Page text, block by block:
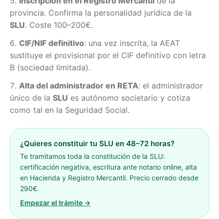
provincia. Confirma la personalidad jurídica de la
SLU. Coste 100–200€.
CIF/NIF definitivo: una vez inscrita, la AEAT
sustituye el provisional por el CIF definitivo con letra
B (sociedad limitada).
Alta del administrador en RETA: el administrador
único de la SLU es autónomo societario y cotiza
como tal en la Seguridad Social.
¿Quieres constituir tu SLU en 48–72 horas?
Te tramitamos toda la constitución de la SLU:
certificación negativa, escritura ante notario online, alta
en Hacienda y Registro Mercantil. Precio cerrado desde
290€.
Empezar el trámite →